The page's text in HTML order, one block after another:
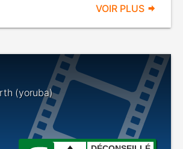
VOIR PLUS
(yoruba)